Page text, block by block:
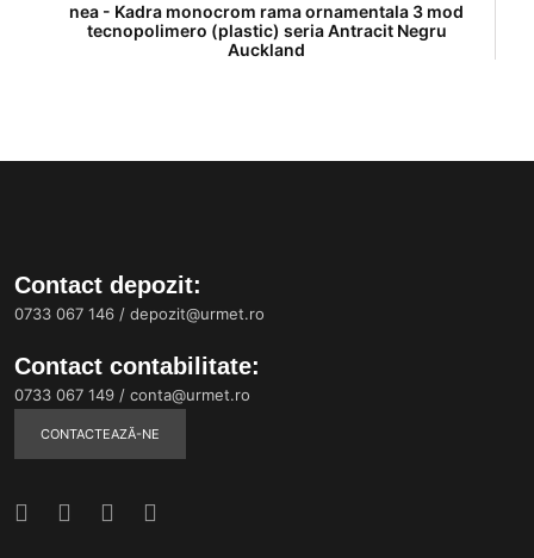
nea - Kadra monocrom rama ornamentala 3 mod
tecnopolimero (plastic) seria Antracit Negru
Auckland
Contact depozit:
0733 067 146 / depozit@urmet.ro
Contact contabilitate:
0733 067 149 / conta@urmet.ro
CONTACTEAZĂ-NE